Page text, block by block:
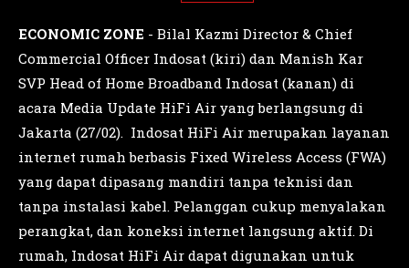
ECONOMIC ZONE - Bilal Kazmi Director & Chief
Commercial Officer Indosat (kiri) dan Manish Kar
SVP Head of Home Broadband Indosat (kanan) di
acara Media Update HiFi Air yang berlangsung di
Jakarta (27/02). Indosat HiFi Air merupakan layanan
internet rumah berbasis Fixed Wireless Access (FWA)
yang dapat dipasang mandiri tanpa teknisi dan
tanpa instalasi kabel. Pelanggan cukup menyalakan
perangkat, dan koneksi internet langsung aktif. Di
rumah, Indosat HiFi Air dapat digunakan untuk